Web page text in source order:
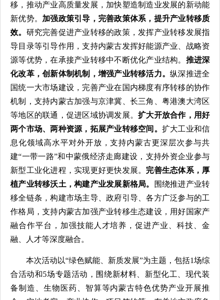
移，推动产业高质量发展，加快塑造制造业发展的新动能
新优势。 加强政策引导，完善政策体系，提升产业转移质
效。 研究完善促进产业转移的政策，发挥产业转移发展指
导目录等引导作用，支持内蒙古发挥好能源产业、战略资
源等优势，在承接产业转移中不断优化产业结构。 推进深
化改革，创新体制机制，增强产业转移活力。 纵深推进全
国统一大市场建设，完善产业在国内梯度有序转移的协作
机制，支持内蒙古加强与京津冀、长三角、粤港澳大湾区
等地区的联通，促进区域协调发展。 扩大开放合作，用好
两个市场、两种资源，拓展产业转移空间。 扩大工业和信
息化领域高水平对外开放，支持内蒙古更深层次参与共
建“一带一路”和中蒙俄经济走廊建设，支持外资企业参与
新型工业化进程，实现更好更快发展。 完善生态体系，厚
植产业转移沃土，构建产业发展新格局。
围绕推进产业转
移全链条，构建市场主导、政府引导、各方广泛参与的工
作格局，支持内蒙古加强产业转移生态建设，用好国家产
融合作平台，加强技能人才培养，促进产业、科技、金
融、人才等深度融合。
本次活动以“绿色赋能、新质发展”为主题，包括1场综
合活动和5场专题活动，围绕新材料、新型化工、现代装
备制造、生物医药、智算等内蒙古特色优势产业开展推